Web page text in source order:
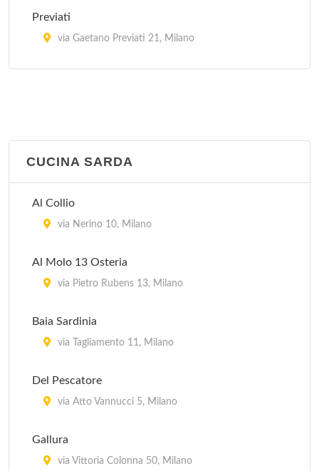
Previati
via Gaetano Previati 21, Milano
CUCINA SARDA
Al Collio
via Nerino 10, Milano
Al Molo 13 Osteria
via Pietro Rubens 13, Milano
Baia Sardinia
via Tagliamento 11, Milano
Del Pescatore
via Atto Vannucci 5, Milano
Gallura
via Vittoria Colonna 50, Milano